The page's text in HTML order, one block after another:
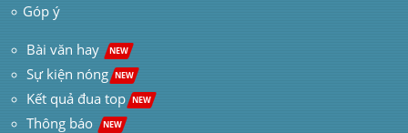
Góp ý
Bài văn hay NEW
Sự kiện nóng NEW
Kết quả đua top NEW
Thông báo NEW